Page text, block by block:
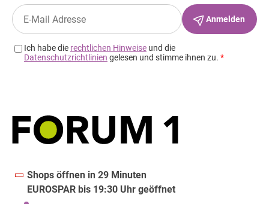
Shops öffnen in 29 Minuten
EUROSPAR bis 19:30 Uhr geöffnet